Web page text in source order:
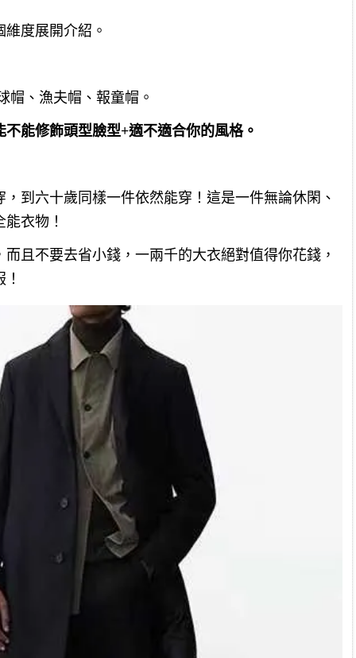
度展開介紹。
帽、漁夫帽、報童帽。
能修飾頭型臉型+適不適合你的風格。
到六十歲同樣一件依然能穿！這是一件無論休閑、
衣物！
且不要去省小錢，一兩千的大衣絕對值得你花錢，